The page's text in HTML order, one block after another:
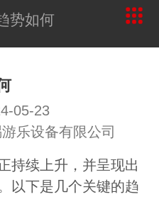
势如何
05-23
乐设备有限公司
持续上升，并呈现出
以下是几个关键的趋